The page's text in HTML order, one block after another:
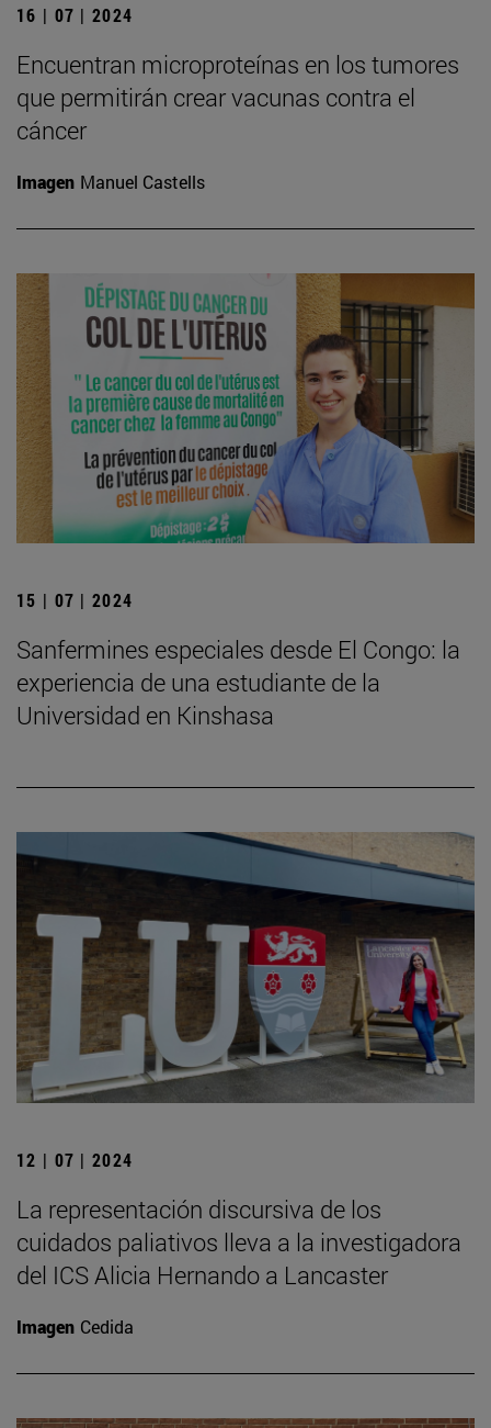
16 | 07 | 2024
Encuentran microproteínas en los tumores
que permitirán crear vacunas contra el
cáncer
Imagen Manuel Castells
15 | 07 | 2024
Sanfermines especiales desde El Congo: la
experiencia de una estudiante de la
Universidad en Kinshasa
12 | 07 | 2024
La representación discursiva de los
cuidados paliativos lleva a la investigadora
del ICS Alicia Hernando a Lancaster
Imagen Cedida